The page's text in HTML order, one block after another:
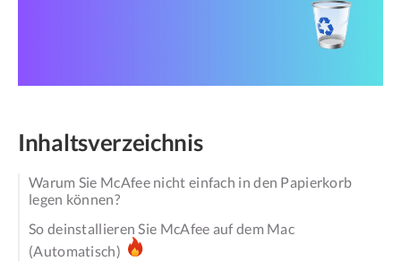
Inhaltsverzeichnis
Warum Sie McAfee nicht einfach in den Papierkorb
legen können?
So deinstallieren Sie McAfee auf dem Mac
(Automatisch)